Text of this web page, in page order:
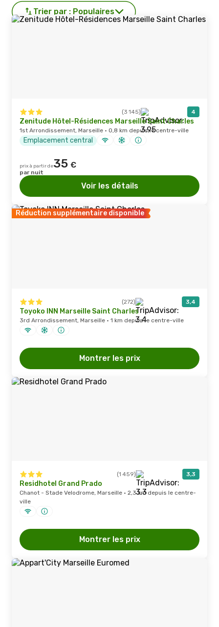
Trier par : Populaires
(3 145) 4
Zenitude Hôtel-Résidences Marseille Saint Charles
1st Arrondissement, Marseille · 0,8 km depuis le centre-ville
Emplacement central
prix à partir de35 €
par nuit
Voir les détails
Réduction supplémentaire disponible
(272) 3,4
Toyoko INN Marseille Saint Charles
3rd Arrondissement, Marseille · 1 km depuis le centre-ville
Montrer les prix
(1 459) 3,3
Residhotel Grand Prado
Chanot - Stade Velodrome, Marseille · 2,3 km depuis le centre-
ville
Montrer les prix